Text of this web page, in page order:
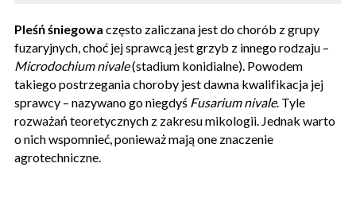
Pleśń śniegowa często zaliczana jest do chorób z grupy
fuzaryjnych, choć jej sprawcą jest grzyb z innego rodzaju –
Microdochium nivale(stadium konidialne). Powodem
takiego postrzegania choroby jest dawna kwalifikacja jej
sprawcy – nazywano go niegdyś Fusarium nivale. Tyle
rozważań teoretycznych z zakresu mikologii. Jednak warto
o nich wspomnieć, ponieważ mają one znaczenie
agrotechniczne.